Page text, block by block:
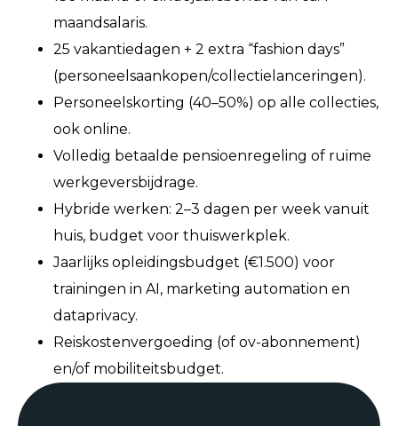
maandsalaris.
25 vakantiedagen + 2 extra “fashion days”
(personeelsaankopen/collectielanceringen).
Personeelskorting (40–50%) op alle collecties,
ook online.
Volledig betaalde pensioenregeling of ruime
werkgeversbijdrage.
Hybride werken: 2–3 dagen per week vanuit
huis, budget voor thuiswerkplek.
Jaarlijks opleidingsbudget (€1.500) voor
trainingen in AI, marketing automation en
dataprivacy.
Reiskostenvergoeding (of ov-abonnement)
en/of mobiliteitsbudget.